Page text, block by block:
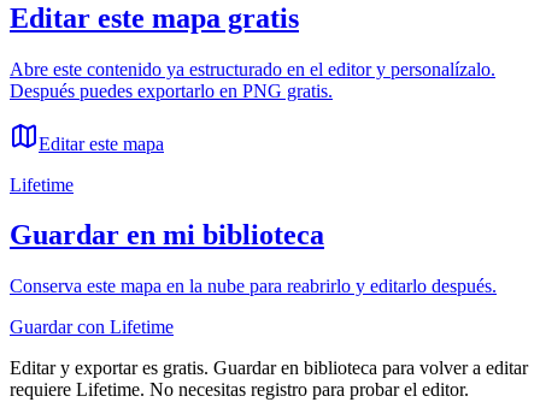
Editar este mapa gratis
Abre este contenido ya estructurado en el editor y personalízalo.
Después puedes exportarlo en PNG gratis.
Editar este mapa
Lifetime
Guardar en mi biblioteca
Conserva este mapa en la nube para reabrirlo y editarlo después.
Guardar con Lifetime
Editar y exportar es gratis. Guardar en biblioteca para volver a editar
requiere Lifetime. No necesitas registro para probar el editor.